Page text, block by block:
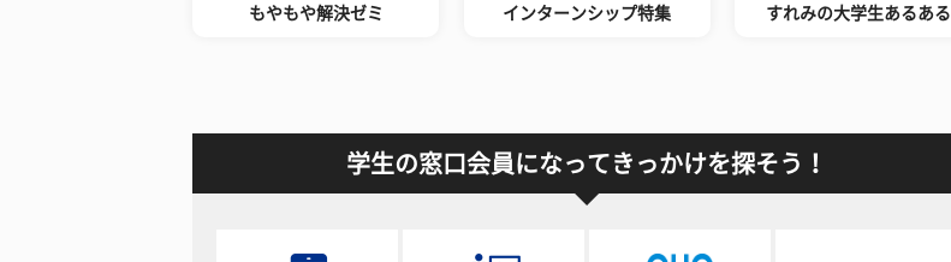
もやもや解決ゼミ インターンシップ特集 すれみの大学生あるある
学生の窓口会員になってきっかけを探そう！